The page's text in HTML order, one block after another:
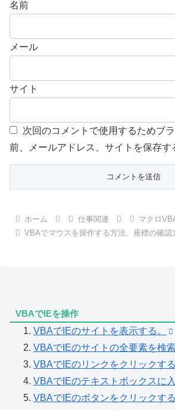
名前
メール
サイト
次回のコメントで使用するためブ
前、メールアドレス、サイトを保存す
ホーム 仕事関連 マクロ
VBAでマウスを操作する方法、座標の確認
VBAでIEを操作
VBAでIEのサイトを表示する。
VBAでIEのサイトの全要素を検索
VBAでIEのリンクをクリックする
VBAでIEのテキストボックスに入
VBAでIEのボタンをクリックする